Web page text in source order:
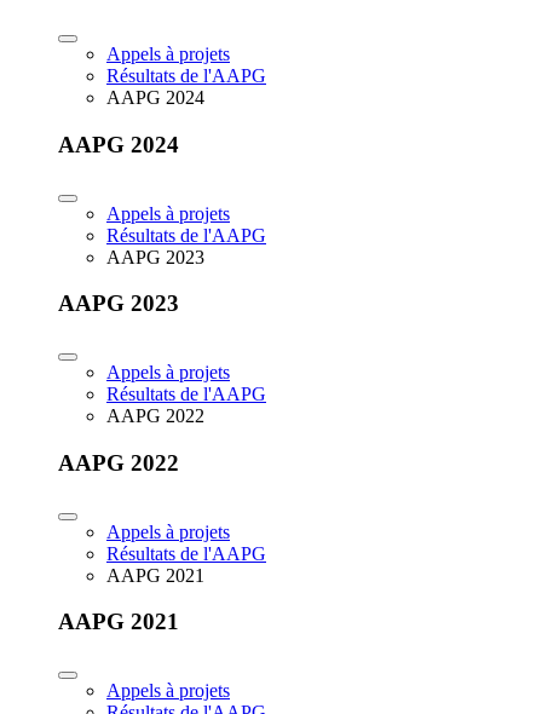
Appels à projets
Résultats de l'AAPG
AAPG 2024
AAPG 2024
Appels à projets
Résultats de l'AAPG
AAPG 2023
AAPG 2023
Appels à projets
Résultats de l'AAPG
AAPG 2022
AAPG 2022
Appels à projets
Résultats de l'AAPG
AAPG 2021
AAPG 2021
Appels à projets